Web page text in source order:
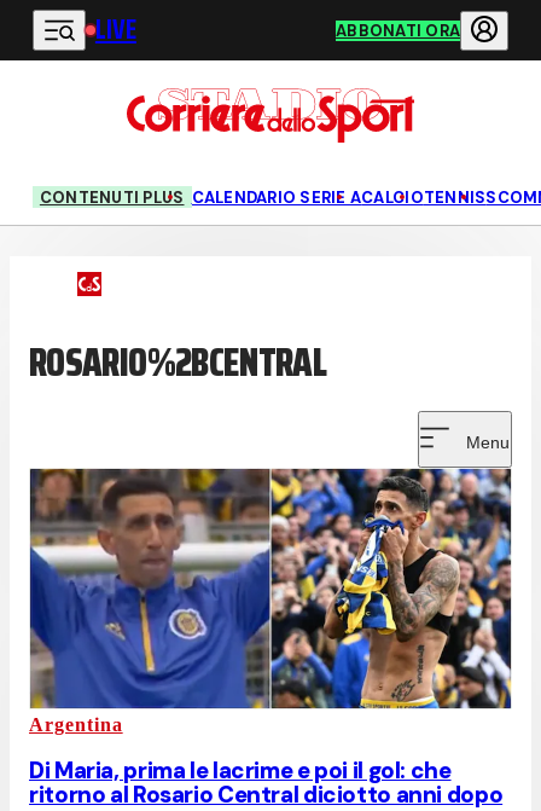
Vai al contenuto principale
LIVE ABBONATI ORA
CONTENUTI PLUS CALENDARIO SERIE ACALCIOTENNIS
ROSARIO%2BCENTRAL
Menu
Argentina
Di Maria, prima le lacrime e poi il gol: che
ritorno al Rosario Central diciotto anni dopo